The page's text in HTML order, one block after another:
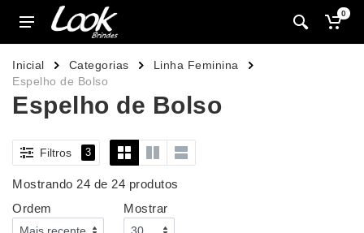
0
Inicial Categorias
Linha Feminina
Espelho de Bolso
Espelho de Bolso
Filtros 3
Mostrando 24 de 24 produtos
Ordem
Mostrar